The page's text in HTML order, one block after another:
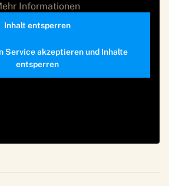
Informationen
Inhalt entsperren
Service akzeptieren und Inhalte
entsperren